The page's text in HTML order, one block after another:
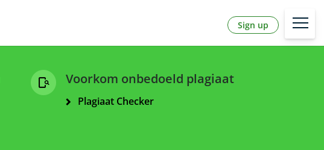
Sign up
Voorkom onbedoeld plagiaat
Plagiaat Checker